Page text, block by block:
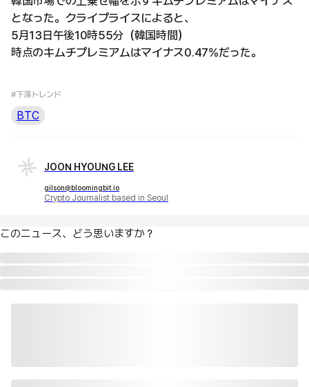
となった。クライプライスによると、
5月13日午後10時55分（韓国時間）
時点のキムチプレミアムはマイナス0.47%だった。
#下落トレンド
BTC
JOON HYOUNG LEE
gilson@bloomingbit.io
Crypto Journalist based in Seoul
このニュース、どう思いますか？